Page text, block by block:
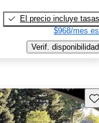
El precio incluye tasas
$968/mes
Verif. disponibilidad